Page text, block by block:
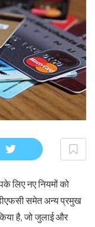
लिए नए नियमों को
समेत अन्य प्रमुख
है, जो जुलाई और